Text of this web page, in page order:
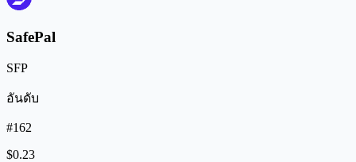
SafePal
SFP
อันดับ
#162
$0.23